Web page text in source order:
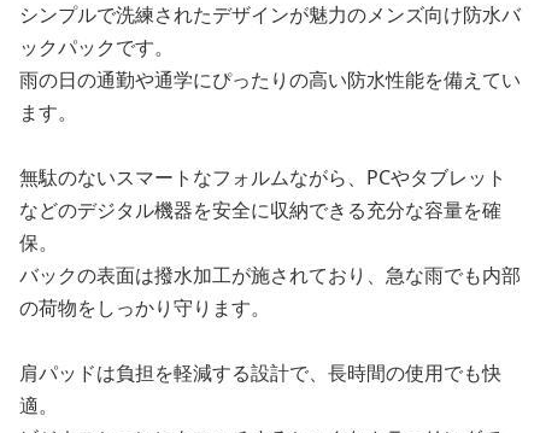
シンプルで洗練されたデザインが魅力のメンズ向け防水バ
ックパックです。
雨の日の通勤や通学にぴったりの高い防水性能を備えてい
ます。
無駄のないスマートなフォルムながら、PCやタブレット
などのデジタル機器を安全に収納できる充分な容量を確
保。
バックの表面は撥水加工が施されており、急な雨でも内部
の荷物をしっかり守ります。
肩パッドは負担を軽減する設計で、長時間の使用でも快
適。